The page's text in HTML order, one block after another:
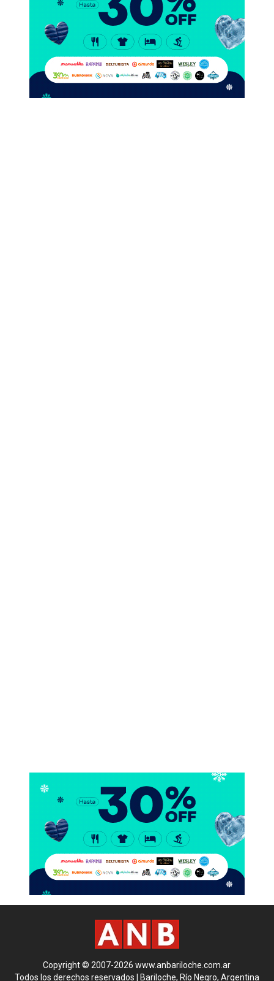
Copyright © 2007-2026 www.anbariloche.com.ar
Todos los derechos reservados | Bariloche, Río Negro, Argentina